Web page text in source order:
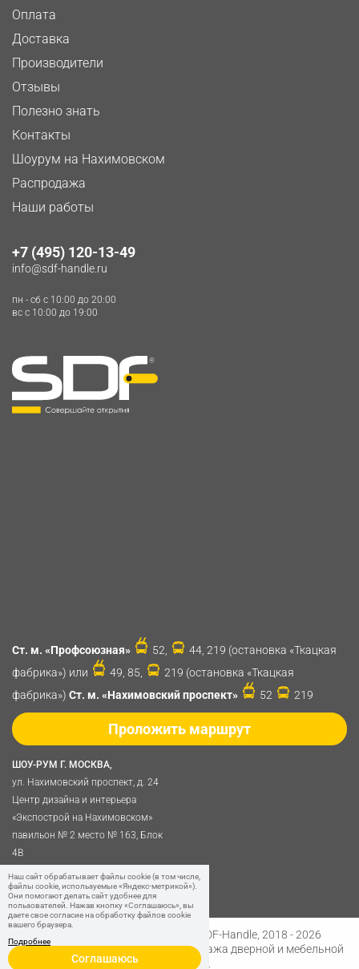
Оплата
Доставка
Производители
Отзывы
Полезно знать
Контакты
Шоурум на Нахимовском
Распродажа
Наши работы
+7 (495) 120-13-49
info@sdf-handle.ru
пн - сб c 10:00 до 20:00
вс c 10:00 до 19:00
ШОУ-РУМ Г. МОСКВА,
ул. Нахимовский проспект, д. 24
Центр дизайна и интерьера
«Экспострой на Нахимовском»
павильон № 2 место № 163, Блок
4B
Политика обработки
персональных данных
Ст. м. «Профсоюзная» 52,
44, 219 (остановка «Ткацкая
фабрика») или
49, 85,
219 (остановка «Ткацкая
фабрика») Ст. м. «Нахимовский проспект» 52 219
Проложить маршрут
© SDF-Handle, 2018 - 2026
Интернет-магазин и розничная продажа дверной и мебельной
фурнитуры.
Наш сайт обрабатывает файлы cookie (в том числе,
файлы cookie, используемые «Яндекс-метрикой»).
Они помогают делать сайт удобнее для
пользователей. Нажав кнопку «Соглашаюсь», вы
даете свое согласие на обработку файлов cookie
вашего браузера.
Подробнее
Соглашаюсь